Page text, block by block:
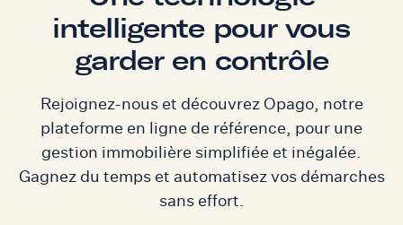
intelligente pour vous
garder en contrôle
Rejoignez-nous et découvrez Opago, notre
plateforme en ligne de référence, pour une
gestion immobilière simplifiée et inégalée.
Gagnez du temps et automatisez vos démarches
sans effort.